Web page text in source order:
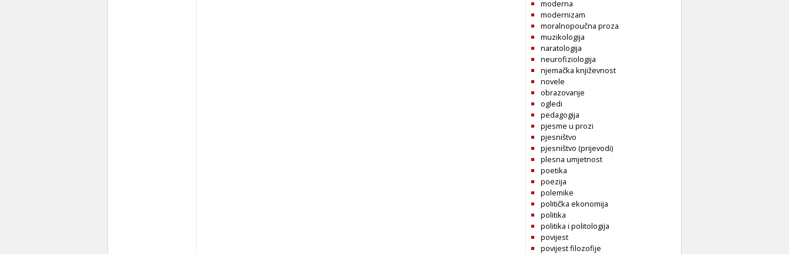
moderna
modernizam
moralnopoučna proza
muzikologija
naratologija
neurofiziologija
njemačka književnost
novele
obrazovanje
ogledi
pedagogija
pjesme u prozi
pjesništvo
pjesništvo (prijevodi)
plesna umjetnost
poetika
poezija
polemike
politička ekonomija
politika
politika i politologija
povijest
povijest filozofije